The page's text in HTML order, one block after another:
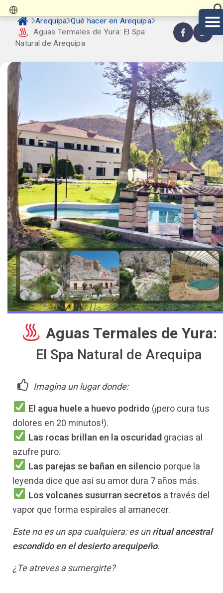
Arequipa Qué hacer en Arequipa
️ Aguas Termales de Yura: El Spa
Natural de Arequipa
️ Aguas Termales de Yura:
El Spa Natural de Arequipa
Imagina un lugar donde:
El agua huele a huevo podrido (¡pero cura tus
dolores en 20 minutos!).
Las rocas brillan en la oscuridad gracias al
azufre puro.
Las parejas se bañan en silencio porque la
leyenda dice que así su amor dura 7 años más.
Los volcanes susurran secretos a través del
vapor que forma espirales al amanecer.
Este no es un spa cualquiera: es unritual ancestral
escondido en el desierto arequipeño.
¿Te atreves a sumergirte?